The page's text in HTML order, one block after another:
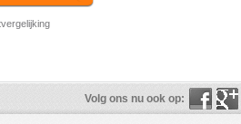
Volg ons nu ook op: